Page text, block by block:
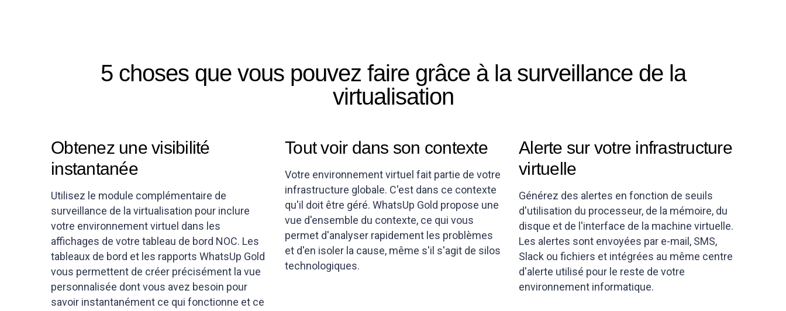
5 choses que vous pouvez faire grâce à la surveillance de la
virtualisation
Obtenez une visibilité
instantanée
Utilisez le module complémentaire de
surveillance de la virtualisation pour inclure
votre environnement virtuel dans les
affichages de votre tableau de bord NOC. Les
tableaux de bord et les rapports WhatsUp Gold
vous permettent de créer précisément la vue
personnalisée dont vous avez besoin pour
savoir instantanément ce qui fonctionne et ce
Tout voir dans son contexte
Votre environnement virtuel fait partie de votre
infrastructure globale. C'est dans ce contexte
qu'il doit être géré. WhatsUp Gold propose une
vue d'ensemble du contexte, ce qui vous
permet d'analyser rapidement les problèmes
et d'en isoler la cause, même s'il s'agit de silos
technologiques.
Alerte sur votre infrastructure
virtuelle
Générez des alertes en fonction de seuils
d'utilisation du processeur, de la mémoire, du
disque et de l'interface de la machine virtuelle.
Les alertes sont envoyées par e-mail, SMS,
Slack ou fichiers et intégrées au même centre
d'alerte utilisé pour le reste de votre
environnement informatique.